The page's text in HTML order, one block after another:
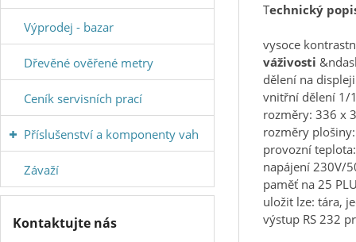
Technický
vysoce
váživosti
dělení na
vnitřní dělení 1/
rozměry: 336 x
rozměry
provozní
napájení 230V/
paměť na 25
uložit lze: tára,
výstup RS 232
Výprodej - bazar
Dřevěné ověřené metry
Ceník servisních prací
Příslušenství a komponenty vah
Závaží
Kontaktujte nás